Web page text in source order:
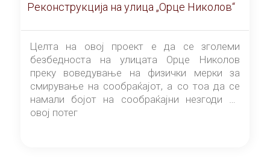
Реконструкција на улица „Орце Николов“
Целта на овој проект е да се зголеми
безбедноста на улицата Орце Николов
преку воведување на физички мерки за
смирување на сообраќајот, а со тоа да се
намали бојот на сообраќајни незгоди на
овој потег